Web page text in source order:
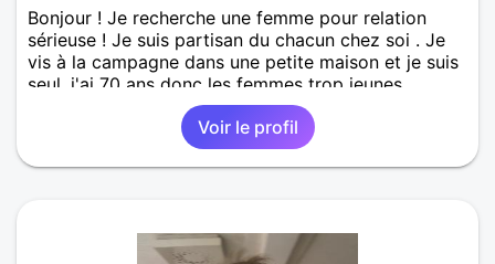
Bonjour ! Je recherche une femme pour relation
sérieuse ! Je suis partisan du chacun chez soi . Je
vis à la campagne dans une petite maison et je suis
seul .j'ai 70 ans donc les femmes trop jeunes
s'abstenir. Merci de m'écrire si intéressés, à bientôt
j'espère...je crois aussi au destin et au hasard, ce qui
doit arriver arrivera . C'est ce que je souhaite de
tout mon cœur ❤️ !
Voir le profil